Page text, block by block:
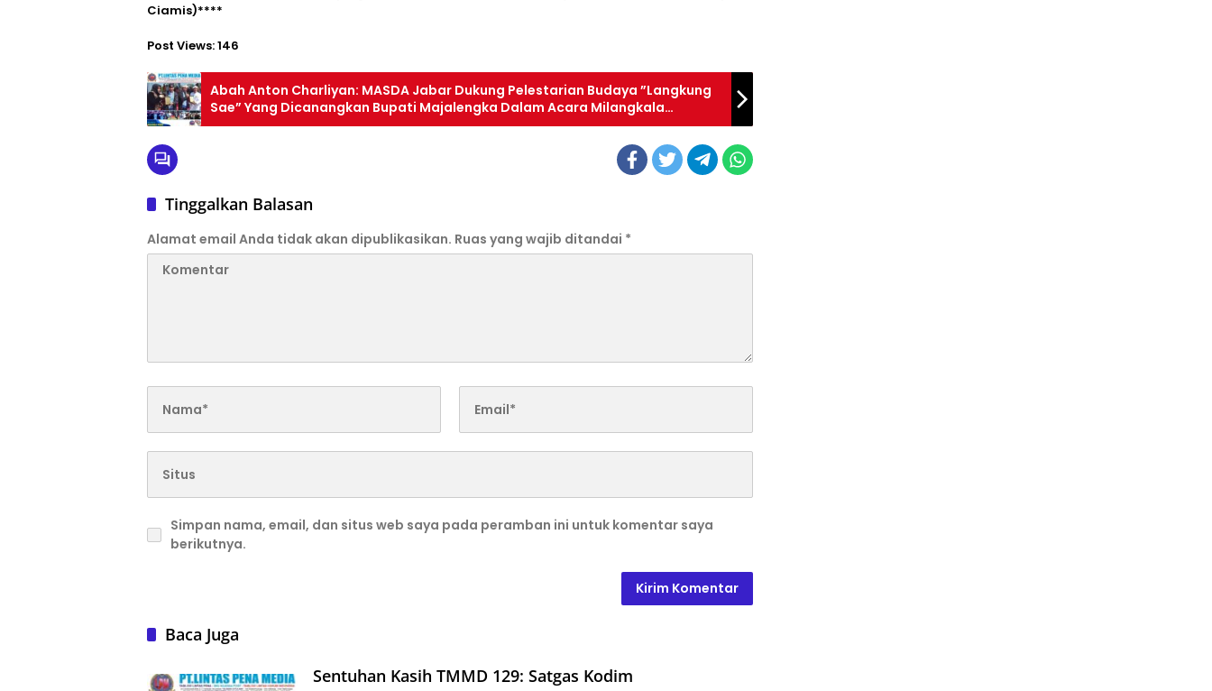
Ciamis)****
Post Views:146
Abah Anton Charliyan: MASDA Jabar Dukung Pelestarian Budaya ”Langkung
Sae” Yang Dicanangkan Bupati Majalengka Dalam Acara Milangkala
Dangiang Rundayan Talaga
Tinggalkan Balasan
Alamat email Anda tidak akan dipublikasikan. Ruas yang wajib ditandai *
Simpan nama, email, dan situs web saya pada peramban ini untuk komentar saya
berikutnya.
Baca Juga
Sentuhan Kasih TMMD 129: Satgas Kodim